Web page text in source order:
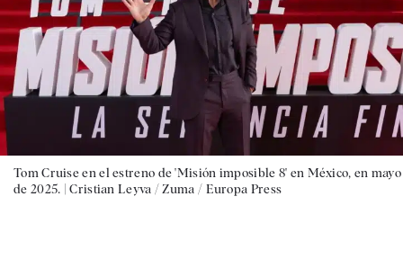
Tom Cruise en el estreno de 'Misión imposible 8' en México, en mayo
de 2025. |Cristian Leyva / Zuma / Europa Press